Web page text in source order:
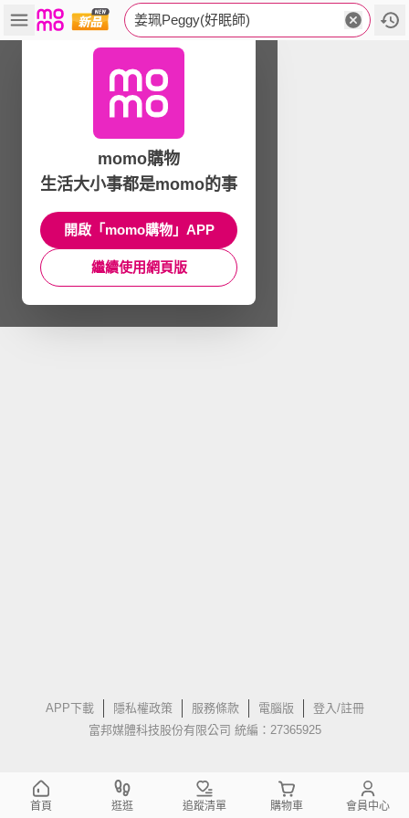
姜珮Peggy(好眠師)
APP下載 隱私權政策 服務條款 電腦版
登入/註冊
富邦媒體科技股份有限公司 統編：27365925
momo購物
生活大小事都是momo的事
開啟「momo購物」APP
繼續使用網頁版
首頁 逛逛 追蹤清單 購物車 會員中心